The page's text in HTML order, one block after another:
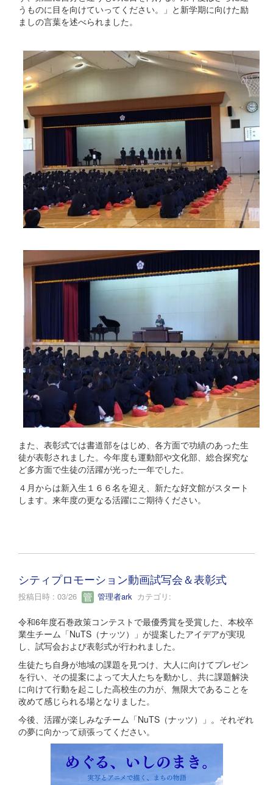
うものに目を向けていってください。」と新学期に向けた励
ましの言葉を述べられました。
また、表彰式では書道部をはじめ、各方面で功績のあった生
徒が表彰されました。今年度も運動部や文化部、総合探究な
ど多方面で生徒の活躍が光った一年でした。
４月からは新入生１６６名を迎え、新たな好文館がスタート
します。来年度の更なる活躍にご期待ください。
シティプロモーション動画試写会＆表彰式
投稿日時 : 03/26 管理者ark カテゴリ:
令和6年度石巻政策コンテストで最優秀賞を受賞した、本校卒
業生チーム「NuTS（ナッツ）」が提案したアイデアが実現
し、試写会および表彰式が行われました。
生徒たち自身が地域の課題を見つけ、大人に向けてプレゼン
を行い、その提案によって大人たちを動かし、共に課題解決
に向けて行動を起こした高校生の力が、無限大であることを
改めて感じられる場となりました。
今後、活躍が楽しみなチーム「NuTS（ナッツ）」。それぞれ
の夢に向かって頑張ってください。